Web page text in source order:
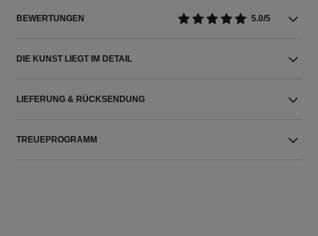
BEWERTUNGEN 5.0/5
DIE KUNST LIEGT IM DETAIL
LIEFERUNG & RÜCKSENDUNG
TREUEPROGRAMM